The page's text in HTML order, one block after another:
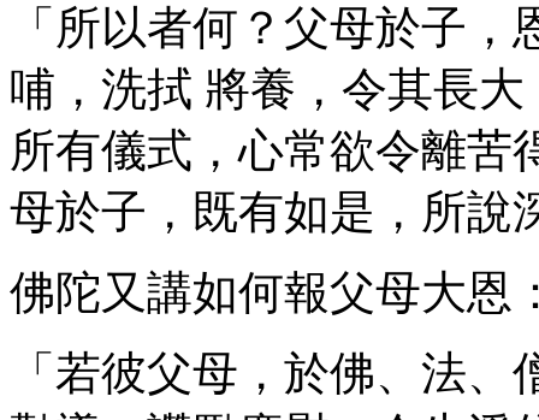
「所以者何？父母於子
哺，洗拭 將養，令其長
所有儀式，心常欲令離苦
母於子，既有如是，所說
佛陀又講如何報父母大恩
「若彼父母，於佛、法